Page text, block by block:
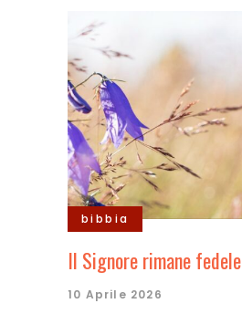
bibbia
Il Signore rimane fedele
10 Aprile 2026